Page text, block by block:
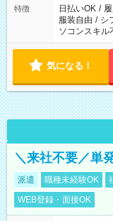
特徴 日払いOK /
服装自由 / シ
ソコンスキル
気になる！
＼来社不要／単
派遣 職種未経験OK
WEB登録・面接OK